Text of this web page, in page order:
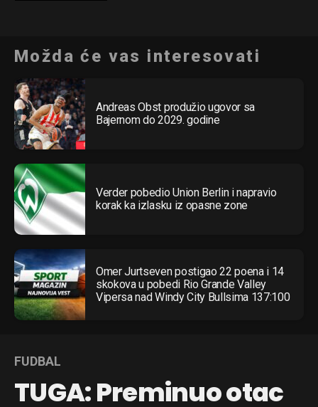
Možda će vas interesovati
Andreas Obst produžio ugovor sa
Bajernom do 2029. godine
Verder pobedio Union Berlin i napravio
korak ka izlasku iz opasne zone
Omer Jurtseven postigao 22 poena i 14
skokova u pobedi Rio Grande Valley
Vipersa nad Windy City Bullsima 137:100
FUDBAL
TUGA: Preminuo otac